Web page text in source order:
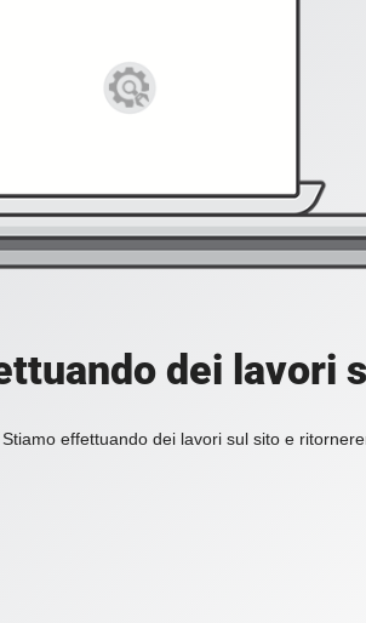
dei lavori
effettuando dei lavori sul sito e